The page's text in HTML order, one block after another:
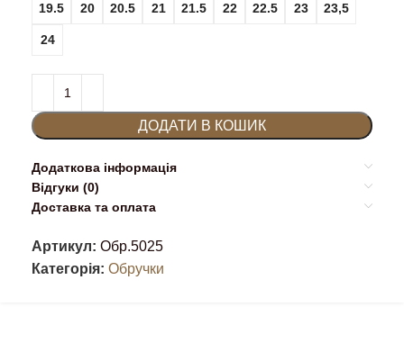
19.5 20 20.5 21 21.5 22 22.5 23 23,5
24
ДОДАТИ В КОШИК
Додаткова інформація
Відгуки (0)
Доставка та оплата
Артикул: Обр.5025
Категорія: Обручки